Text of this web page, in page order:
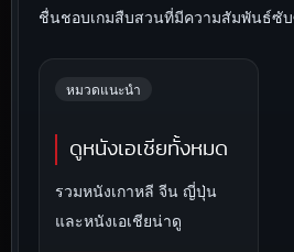
ชื่นชอบเกมสืบสวนที่มีความสัมพันธ์ซั
หมวดแนะนำ
ดูหนังเอเชียทั้งหมด
รวมหนังเกาหลี จีน ญี่ปุ่น
และหนังเอเชียน่าดู